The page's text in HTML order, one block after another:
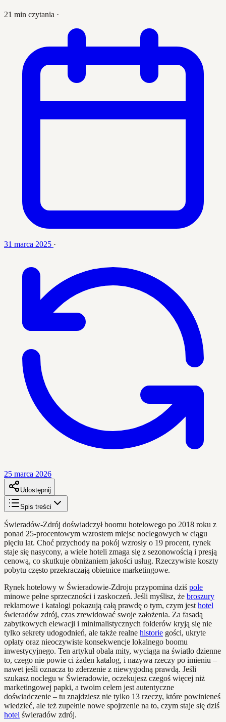
21 min czytania ·
31 marca 2025 ·
25 marca 2026
Udostępnij
Spis treści
Świeradów-Zdrój doświadczył boomu hotelowego po 2018 roku z
ponad 25-procentowym wzrostem miejsc noclegowych w ciągu
pięciu lat. Choć przychody na pokój wzrosły o 19 procent, rynek
staje się nasycony, a wiele hoteli zmaga się z sezonowością i presją
cenową, co skutkuje obniżaniem jakości usług. Rzeczywiste koszty
pobytu często przekraczają obietnice marketingowe.
Rynek hotelowy w Świeradowie-Zdroju przypomina dziś pole
minowe pełne sprzeczności i zaskoczeń. Jeśli myślisz, że broszury
reklamowe i katalogi pokazują całą prawdę o tym, czym jest hotel
świeradów zdrój, czas zrewidować swoje założenia. Za fasadą
zabytkowych elewacji i minimalistycznych folderów kryją się nie
tylko sekrety udogodnień, ale także realne historie gości, ukryte
opłaty oraz nieoczywiste konsekwencje lokalnego boomu
inwestycyjnego. Ten artykuł obala mity, wyciąga na światło dzienne
to, czego nie powie ci żaden katalog, i nazywa rzeczy po imieniu –
nawet jeśli oznacza to zderzenie z niewygodną prawdą. Jeśli
szukasz noclegu w Świeradowie, oczekujesz czegoś więcej niż
marketingowej papki, a twoim celem jest autentyczne
doświadczenie – tu znajdziesz nie tylko 13 rzeczy, które powinieneś
wiedzieć, ale też zupełnie nowe spojrzenie na to, czym staje się dziś
hotel świeradów zdrój.